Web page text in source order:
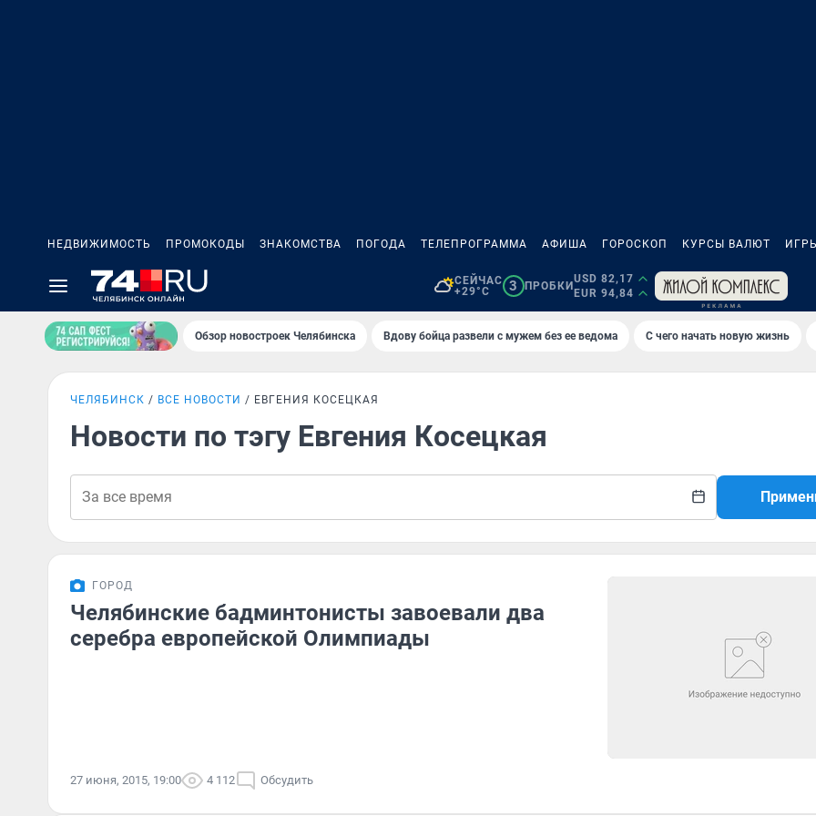
НЕДВИЖИМОСТЬ ПРОМОКОДЫ ЗНАКОМСТВА ПОГОДА ТЕЛЕПРОГРАММА АФИША ГОРОСКОП КУРСЫ ВАЛЮТ
СЕЙЧАС
+29°C
3 ПРОБКИ
USD 82,17
EUR 94,84
Обзор новостроек Челябинска Вдову бойца развели с мужем без ее ведома С чего начать новую жизнь
ЧЕЛЯБИНСК ВСЕ НОВОСТИ ЕВГЕНИЯ КОСЕЦКАЯ
Новости по тэгу Евгения Косецкая
ГОРОД
Челябинские бадминтонисты завоевали два
серебра европейской Олимпиады
27 июня, 2015, 19:00 4 112 Обсудить